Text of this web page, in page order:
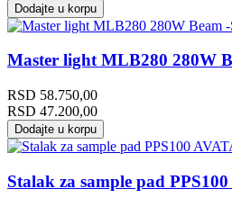
Dodajte u korpu
Master light MLB280 280W
RSD 58.750,00
RSD 47.200,00
Dodajte u korpu
Stalak za sample pad